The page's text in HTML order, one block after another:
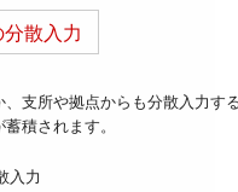
散入力
支所や拠点からも分散入力す
積されます。